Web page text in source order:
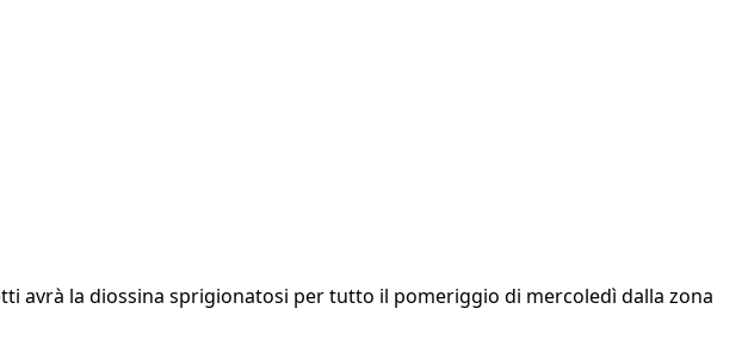
avrà la diossina sprigionatosi per tutto il pomeriggio di mercoledì dalla zona